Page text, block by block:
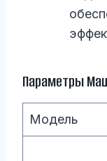
Параметры
Модель